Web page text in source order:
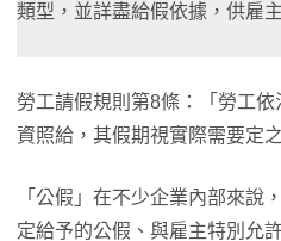
類型，並詳盡給假依據，供雇
勞工請假規則第8條：「勞工
資照給，其假期視實際需要定之
「公假」在不少企業內部來說
定給予的公假、與雇主特別允